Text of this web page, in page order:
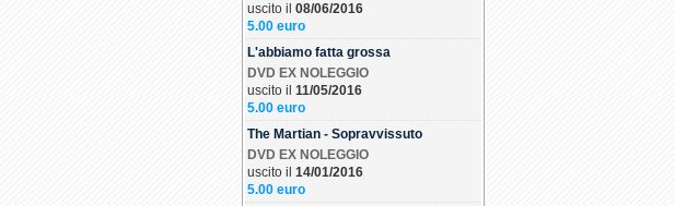
uscito il 08/06/2016
5.00 euro
L'abbiamo fatta grossa
DVD EX NOLEGGIO
uscito il 11/05/2016
5.00 euro
The Martian - Sopravvissuto
DVD EX NOLEGGIO
uscito il 14/01/2016
5.00 euro